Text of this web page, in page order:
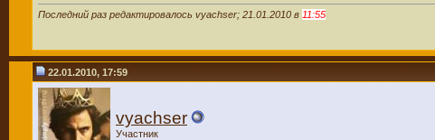
Последний раз редактировалось vyachser; 21.01.2010 в 11:55
22.01.2010, 17:59
vyachser
Участник